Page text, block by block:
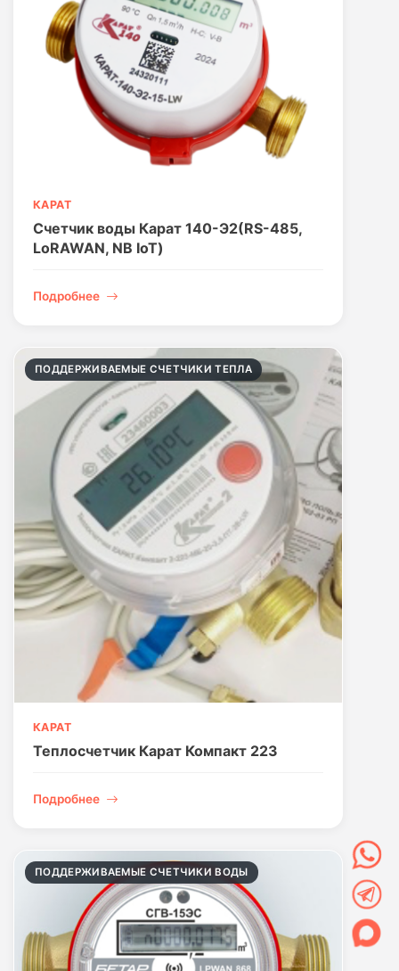
КАРАТ
Счетчик воды Карат 140-Э2(RS-485,
LoRAWAN, NB IoT)
Подробнее
ПОДДЕРЖИВАЕМЫЕ СЧЕТЧИКИ ТЕПЛА
КАРАТ
Теплосчетчик Карат Компакт 223
Подробнее
ПОДДЕРЖИВАЕМЫЕ СЧЕТЧИКИ ВОДЫ